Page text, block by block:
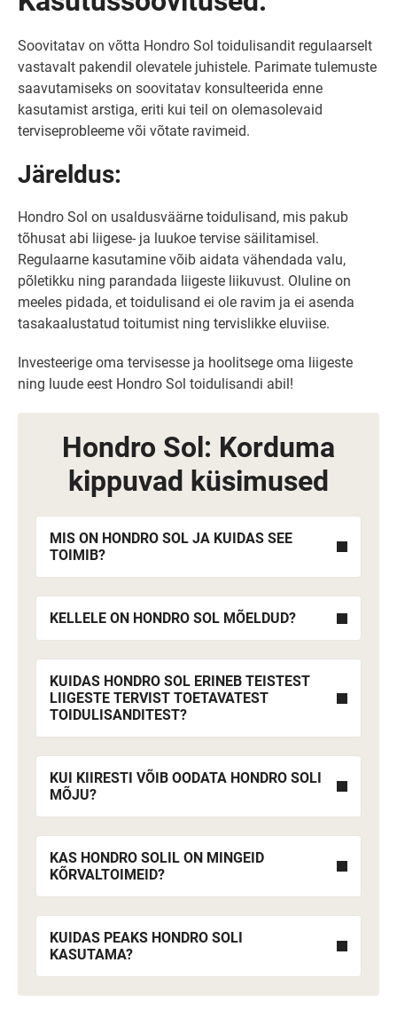
Soovitatav on võtta Hondro Sol toidulisandit regulaarselt
vastavalt pakendil olevatele juhistele. Parimate tulemuste
saavutamiseks on soovitatav konsulteerida enne
kasutamist arstiga, eriti kui teil on olemasolevaid
terviseprobleeme või võtate ravimeid.
Järeldus:
Hondro Sol on usaldusväärne toidulisand, mis pakub
tõhusat abi liigese- ja luukoe tervise säilitamisel.
Regulaarne kasutamine võib aidata vähendada valu,
põletikku ning parandada liigeste liikuvust. Oluline on
meeles pidada, et toidulisand ei ole ravim ja ei asenda
tasakaalustatud toitumist ning tervislikke eluviise.
Investeerige oma tervisesse ja hoolitsege oma liigeste
ning luude eest Hondro Sol toidulisandi abil!
Hondro Sol: Korduma
kippuvad küsimused
MIS ON HONDRO SOL JA KUIDAS SEE
TOIMIB?
KELLELE ON HONDRO SOL MÕELDUD?
KUIDAS HONDRO SOL ERINEB TEISTEST
LIIGESTE TERVIST TOETAVATEST
TOIDULISANDITEST?
KUI KIIRESTI VÕIB OODATA HONDRO SOLI
MÕJU?
KAS HONDRO SOLIL ON MINGEID
KÕRVALTOIMEID?
KUIDAS PEAKS HONDRO SOLI
KASUTAMA?